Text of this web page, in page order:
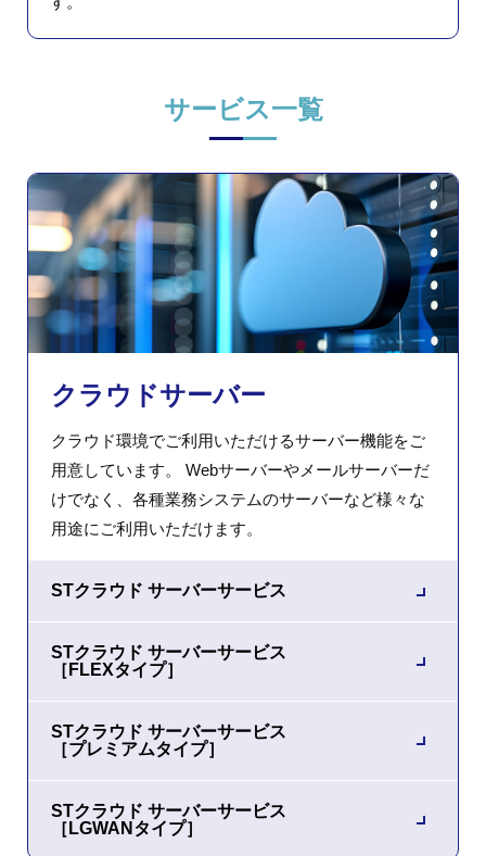
サービス一覧
クラウドサーバー
クラウド環境でご利用いただけるサーバー機能をご
用意しています。 Webサーバーやメールサーバーだ
けでなく、各種業務システムのサーバーなど様々な
用途にご利用いただけます。
STクラウド サーバーサービス
STクラウド サーバーサービス
［FLEXタイプ］
STクラウド サーバーサービス
［プレミアムタイプ］
STクラウド サーバーサービス
［LGWANタイプ］